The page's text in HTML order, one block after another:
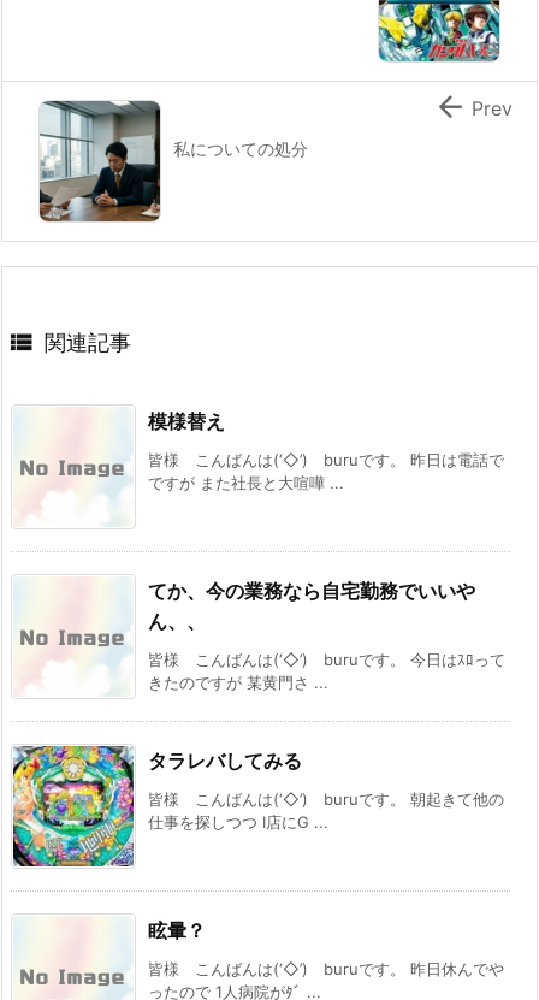
私についての処分
 Prev
 関連記事
模様替え
皆様 こんばんは(‘◇’)ゞburuです。 昨日は電話で
ですが また社長と大喧嘩 ...
てか、今の業務なら自宅勤務でいいや
ん、、
皆様 こんばんは(‘◇’)ゞburuです。 今日はｽﾛって
きたのですが 某黄門さ ...
タラレバしてみる
皆様 こんばんは(‘◇’)ゞburuです。 朝起きて他の
仕事を探しつつ I店にG ...
眩暈？
皆様 こんばんは(‘◇’)ゞburuです。 昨日休んでや
ったので 1人病院がﾀﾞ ...